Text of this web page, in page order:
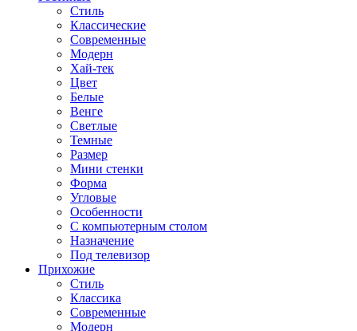
Стиль
Классические
Современные
Модерн
Хай-тек
Цвет
Белые
Венге
Светлые
Темные
Размер
Мини стенки
Форма
Угловые
Особенности
С компьютерным столом
Назначение
Под телевизор
Прихожие
Стиль
Классика
Современные
Модерн